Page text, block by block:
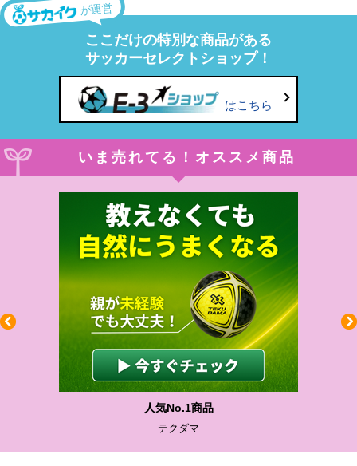
が運営
ここだけの特別な商品がある
サッカーセレクトショップ！
はこちら
いま売れてる！オススメ商品
人気No.1商品
テクダマ